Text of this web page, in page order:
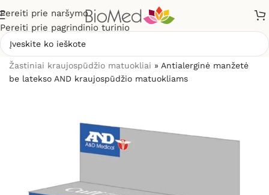
Pereiti prie naršymo
Pereiti prie pagrindinio turinio
Žastiniai kraujospūdžio matuokliai » Antialerginė manžetė
be latekso AND kraujospūdžio matuokliams